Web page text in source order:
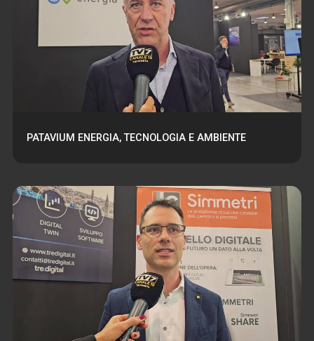
PATAVIUM ENERGIA, TECNOLOGIA E AMBIENTE